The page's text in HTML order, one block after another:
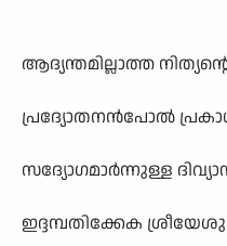
ആദ്യന്തമില്ലാത്ത
പ്രദ്യോതനൻപോൽ
സദ്യോഗമാർന്നുള്ള
ഇദ്ദമ്പതിക്കേക